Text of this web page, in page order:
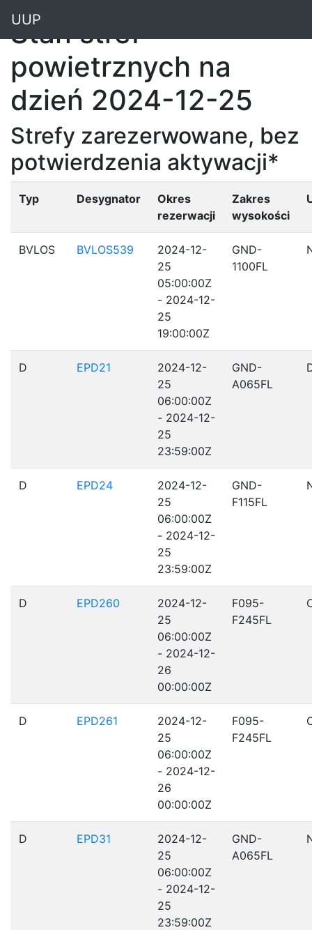
UUP
Stan stref
powietrznych na
dzień 2024-12-25
Strefy zarezerwowane, bez
potwierdzenia aktywacji*
Typ Desygnator
Okres
rezerwacji
Zakres
wysokości
BVLOS BVLOS539
2024-12-
25
05:00:00Z
- 2024-12-
25
19:00:00Z
GND-
1100FL
D EPD21
2024-12-
25
06:00:00Z
- 2024-12-
25
23:59:00Z
GND-
A065FL
D EPD24
2024-12-
25
06:00:00Z
- 2024-12-
25
23:59:00Z
GND-
F115FL
D EPD260
2024-12-
25
06:00:00Z
- 2024-12-
26
00:00:00Z
F095-
F245FL
D EPD261
2024-12-
25
06:00:00Z
- 2024-12-
26
00:00:00Z
F095-
F245FL
D EPD31
2024-12-
25
06:00:00Z
- 2024-12-
25
23:59:00Z
GND-
A065FL